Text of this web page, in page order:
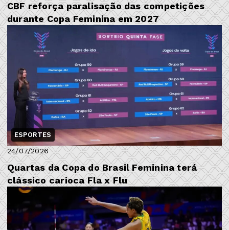
CBF reforça paralisação das competições
durante Copa Feminina em 2027
ESPORTES
24/07/2026
Quartas da Copa do Brasil Feminina terá
clássico carioca Fla x Flu